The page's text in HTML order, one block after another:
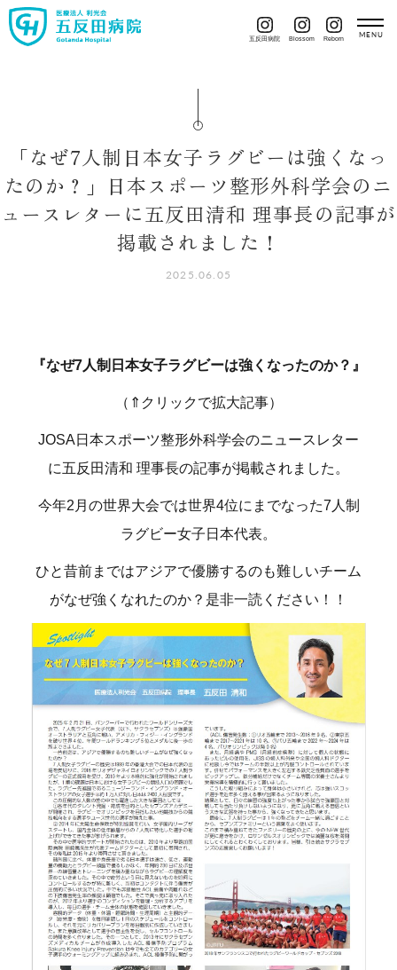
五反田病院 Blossom Reborn
「なぜ7人制日本女子ラグビーは強くなっ
たのか？」日本スポーツ整形外科学会のニ
ュースレターに五反田清和 理事長の記事が
掲載されました！
2025.06.05
『なぜ7人制日本女子ラグビーは強くなったのか？』
（⇑クリックで拡大記事）
JOSA日本スポーツ整形外科学会のニュースレター
に五反田清和 理事長の記事が掲載されました。
今年2月の世界大会では世界4位にまでなった7人制
ラグビー女子日本代表。
ひと昔前まではアジアで優勝するのも難しいチーム
がなぜ強くなれたのか？是非一読ください！！